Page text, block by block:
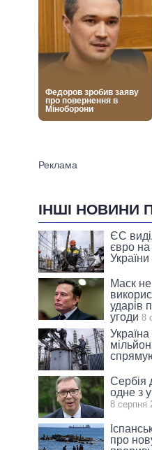
ІНШІ НОВИНИ
ЄС
євро на
України
Маск не
ударів
угоди 8
Сербія
одне з
8 серпня
про